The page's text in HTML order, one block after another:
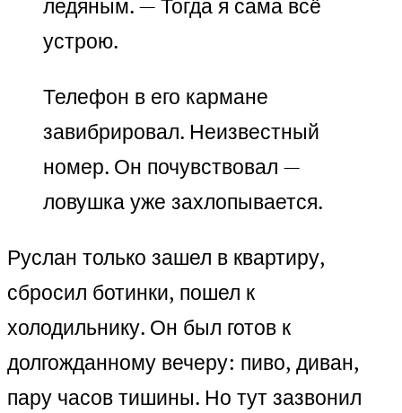
ледяным. — Тогда я сама всё
устрою.
Телефон в его кармане
завибрировал. Неизвестный
номер. Он почувствовал —
ловушка уже захлопывается.
Руслан только зашел в квартиру,
сбросил ботинки, пошел к
холодильнику. Он был готов к
долгожданному вечеру: пиво, диван,
пару часов тишины. Но тут зазвонил